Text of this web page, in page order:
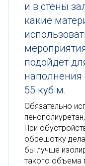
и в стены
какие
подойдет
наполнения
55 куб.м.
Обязательно
При
обрешотку
бы лучше
такого объема